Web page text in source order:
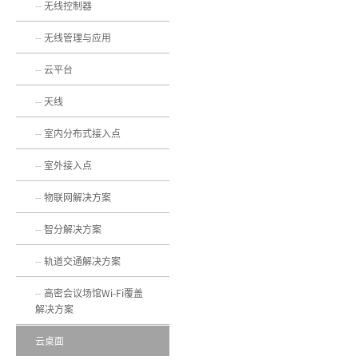
无线控制器
无线管理与应用
云平台
天线
室内分布式接入点
室外接入点
物联网解决方案
智分解决方案
轨道交通解决方案
高密会议场馆Wi-Fi覆盖
解决方案
云桌面